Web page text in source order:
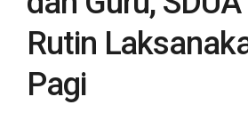
Rutin
Pagi